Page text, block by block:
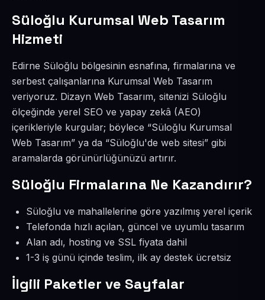
Süloğlu Kurumsal Web Tasarım
Hizmeti
Edirne Süloğlu bölgesinin esnafına, firmalarına ve
serbest çalışanlarına Kurumsal Web Tasarım
veriyoruz. Dizayn Web Tasarım, sitenizi Süloğlu
ölçeğinde yerel SEO ve yapay zekâ (AEO)
içerikleriyle kurgular; böylece “Süloğlu Kurumsal
Web Tasarım” ya da “Süloğlu'de web sitesi” gibi
aramalarda görünürlüğünüzü artırır.
Süloğlu Firmalarına Ne Kazandırır?
Süloğlu ve mahallelerine göre yazılmış yerel içerik
Telefonda hızlı açılan, güncel ve uyumlu tasarım
Alan adı, hosting ve SSL fiyata dahil
1-3 iş günü içinde teslim, ilk ay destek ücretsiz
İlgili Paketler ve Sayfalar